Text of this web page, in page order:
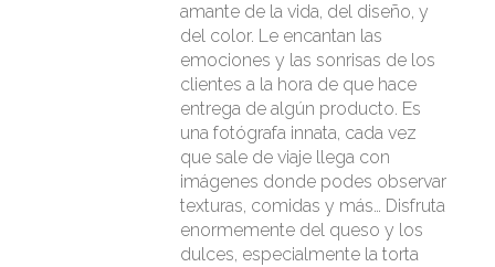
amante de la vida, del diseño, y
del color. Le encantan las
emociones y las sonrisas de los
clientes a la hora de que hace
entrega de algún producto. Es
una fotógrafa innata, cada vez
que sale de viaje llega con
imágenes donde podes observar
texturas, comidas y más… Disfruta
enormemente del queso y los
dulces, especialmente la torta